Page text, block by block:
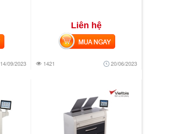
14/09/2023
Liên hệ
1421 20/06/2023
MUA NGAY